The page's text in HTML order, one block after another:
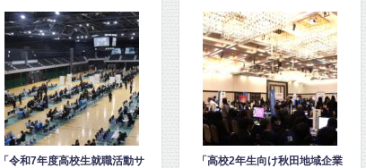
「高校2年生向け秋田地域企業
※募集終了【リアル開催